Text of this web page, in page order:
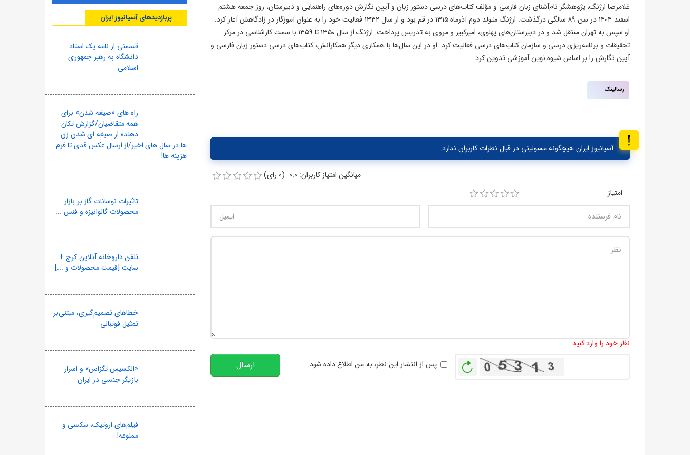
غلامرضا ارژنگ، پژوهشگر نام‌آشنای زبان فارسی و مؤلف کتاب‌های درسی دستور زبان و آیین نگارش دوره‌های راهنمایی و دبیرستان، روز جمعه هشتم
اسفند ۱۴۰۴ در سن ۸۹ سالگی درگذشت. ارژنگ متولد دوم آذرماه ۱۳۱۵ در قم بود و از سال ۱۳۳۲ فعالیت خود را به عنوان آموزگار در زادگاهش آغاز کرد.
او سپس به تهران منتقل شد و در دبیرستان‌های پهلوی، امیرکبیر و مروی به تدریس پرداخت. ارژنگ از سال ۱۳۵۰ تا ۱۳۵۹ با سمت کارشناسی در مرکز
تحقیقات و برنامه‌ریزی درسی و سازمان کتاب‌های درسی فعالیت کرد. او در این سال‌ها با همکاری دیگر همکارانش، کتاب‌های درسی دستور زبان فارسی و
آیین نگارش را بر اساس شیوه نوین آموزشی تدوین کرد.
رسالینک
آسیانیوز ایران هیچگونه مسولیتی در قبال نظرات کاربران ندارد.
میانگین امتیاز کاربران: 0.0 (0 رای)
امتیاز
نظر خود را وارد کنید
بازخوانیپس از انتشار این نظر، به من اطلاع داده شود. ارسال
پربازدیدهای آسیانیوز ایران
قسمتی از نامه یک استاد
دانشگاه به رهبر جمهوری
اسلامی
راه های «صیغه شدن» برای
همه متقاضیان/گزارش تکان
دهنده از صیغه ای شدن زن
ها در سال های اخیر/از ارسال عکس قدی تا فرم
هزینه ها!
تاثیرات نوسانات گاز بر بازار
محصولات گالوانیزه و فنس ...
تلفن داروخانه آنلاین کرج +
سایت [قیمت محصولات و ...]
خطاهای تصمیم‌گیری، مبتنی‌بر
تمثیل فوتبالی
«الکسیس تگزاس» و اسرار
بازیگر جنسی در ایران
فیلم‌های اروتیک، سکسی و
ممنوعه!